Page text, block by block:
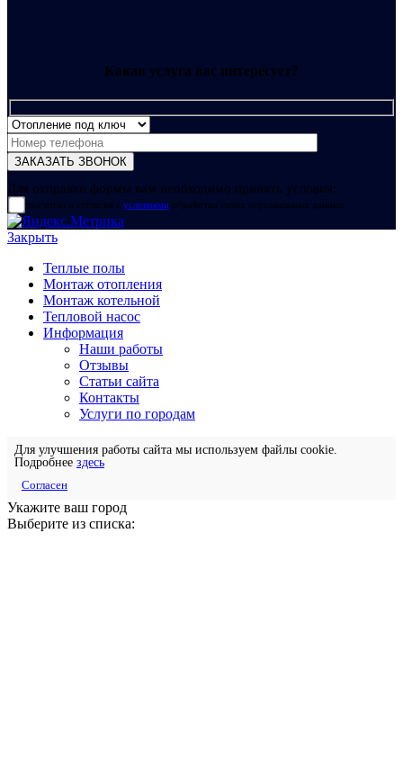
Какая услуга вас интересует?
Для отправки формы вам необходимо принять условия:
прочитал и согласен с условиями обработки своих персональных данных
Закрыть
Теплые полы
Монтаж отопления
Монтаж котельной
Тепловой насос
Информация
Наши работы
Отзывы
Статьи сайта
Контакты
Услуги по городам
Для улучшения работы сайта мы используем файлы cookie.
Подробнее здесь
Согласен
Укажите ваш город
Выберите из списка: